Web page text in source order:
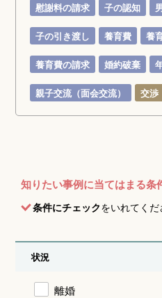
慰謝料の請求 子の認知
子の引き渡し 養育費 養
養育費の請求 婚約破棄
親子交流（面会交流） 交渉
知りたい事例に当てはまる条
条件にチェックをいれてくだ
状況
離婚